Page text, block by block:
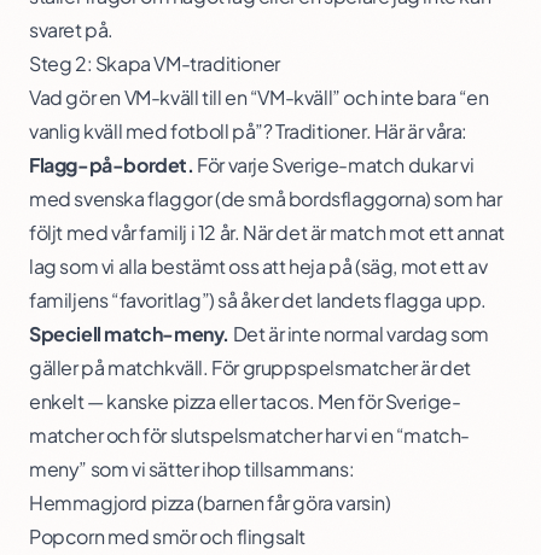
svaret på.
Steg 2: Skapa VM-traditioner
Vad gör en VM-kväll till en “VM-kväll” och inte bara “en
vanlig kväll med fotboll på”? Traditioner. Här är våra:
Flagg-på-bordet. För varje Sverige-match dukar vi
med svenska flaggor (de små bordsflaggorna) som har
följt med vår familj i 12 år. När det är match mot ett annat
lag som vi alla bestämt oss att heja på (säg, mot ett av
familjens “favoritlag”) så åker det landets flagga upp.
Speciell match-meny. Det är inte normal vardag som
gäller på matchkväll. För gruppspelsmatcher är det
enkelt — kanske pizza eller tacos. Men för Sverige-
matcher och för slutspelsmatcher har vi en “match-
meny” som vi sätter ihop tillsammans:
Hemmagjord pizza (barnen får göra varsin)
Popcorn med smör och flingsalt